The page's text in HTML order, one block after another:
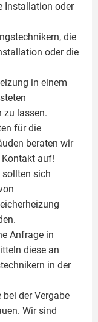
Installation oder
die
oder die
in einem
zu lassen.
für die
beraten wir
auf!
sollten sich
Anfrage in
diese an
in der
bei der Vergabe
Wir sind